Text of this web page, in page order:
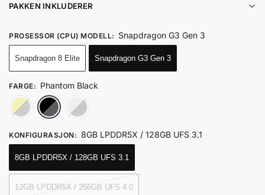
PAKKEN INKLUDERER
PROSESSOR (CPU) MODELL: Snapdragon G3 Gen 3
Snapdragon 8 Elite Snapdragon G3 Gen 3
FARGE: Phantom Black
Dragon Yellow
KONFIGURASJON: 8GB LPDDR5X / 128GB UFS 3.1
8GB LPDDR5X / 128GB UFS 3.1
12GB LPDDR5X / 256GB UFS 4.0